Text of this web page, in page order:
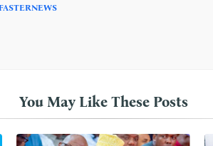
You May Like These Posts